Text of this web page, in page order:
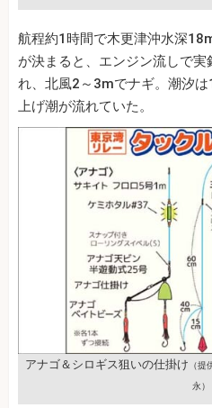
航程約1時間で木更津沖水深
が決まると、エンジン流しで
れ、北風2～3mでナギ。潮汐は
上げ潮が流れていた。
アナゴ＆シロギス狙いの仕掛け （
永）